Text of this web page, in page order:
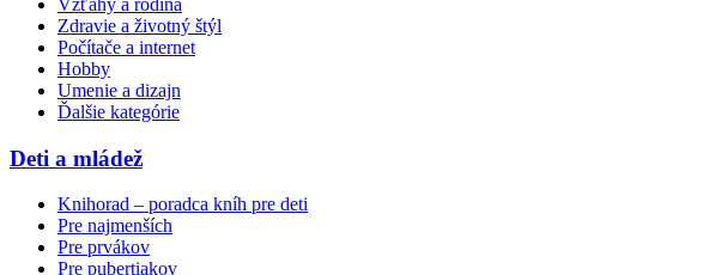
Zdravie a životný štýl
Počítače a internet
Hobby
Umenie a dizajn
Ďalšie kategórie
Deti a mládež
Knihorad – poradca kníh pre deti
Pre najmenších
Pre prvákov
Pre pubertiakov